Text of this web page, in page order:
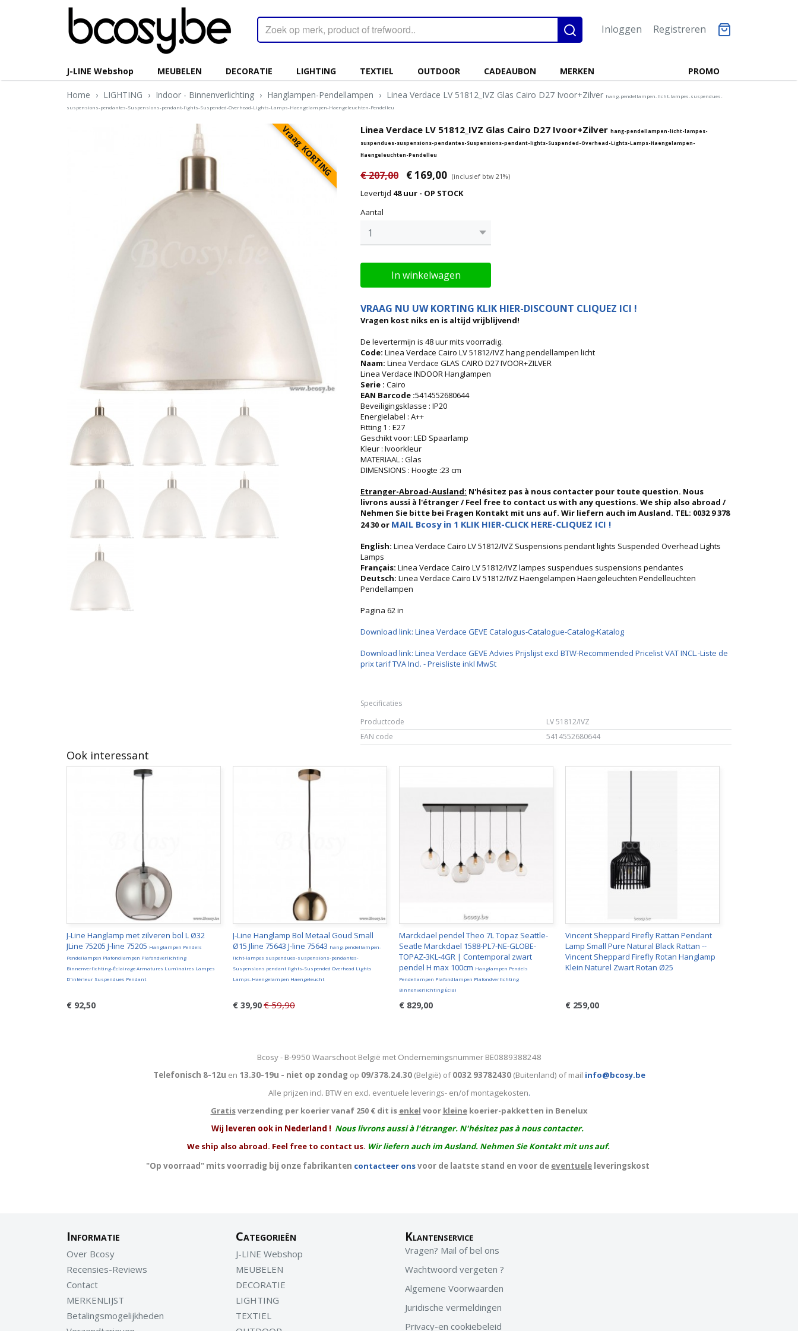
Inloggen Registreren
PROMO
J-LINE Webshop MEUBELEN DECORATIE LIGHTING TEXTIEL OUTDOOR CADEAUBON MERKEN
Home › LIGHTING › Indoor - Binnenverlichting › Hanglampen-Pendellampen › Linea Verdace LV 51812_IVZ Glas Cairo D27 Ivoor+Zilver hang-pendellampen-licht-lampes-suspendues-
suspensions-pendantes-Suspensions-pendant-lights-Suspended-Overhead-Lights-Lamps-Haengelampen-Haengeleuchten-Pendelleu
Vraag KORTING Linea Verdace LV 51812_IVZ Glas Cairo D27 Ivoor+Zilver hang-pendellampen-licht-lampes-
suspendues-suspensions-pendantes-Suspensions-pendant-lights-Suspended-Overhead-Lights-Lamps-Haengelampen-
Haengeleuchten-Pendelleu
€ 207,00 € 169,00 (inclusief btw 21%)
Levertijd 48 uur - OP STOCK
Aantal
In winkelwagen
VRAAG NU UW KORTING KLIK HIER-DISCOUNT CLIQUEZ ICI !
Vragen kost niks en is altijd vrijblijvend!
De levertermijn is 48 uur mits voorradig.
Code: Linea Verdace Cairo LV 51812/IVZ hang pendellampen licht
Naam: Linea Verdace GLAS CAIRO D27 IVOOR+ZILVER
Linea Verdace INDOOR Hanglampen
Serie : Cairo
EAN Barcode :5414552680644
Beveiligingsklasse : IP20
Energielabel : A++
Fitting 1 : E27
Geschikt voor: LED Spaarlamp
Kleur : Ivoorkleur
MATERIAAL : Glas
DIMENSIONS : Hoogte :23 cm
Etranger-Abroad-Ausland: N'hésitez pas à nous contacter pour toute question. Nous
livrons aussi à l'étranger / Feel free to contact us with any questions. We ship also abroad /
Nehmen Sie bitte bei Fragen Kontakt mit uns auf. Wir liefern auch im Ausland. TEL: 0032 9 378
24 30 or MAIL Bcosy in 1 KLIK HIER-CLICK HERE-CLIQUEZ ICI !
English: Linea Verdace Cairo LV 51812/IVZ Suspensions pendant lights Suspended Overhead Lights
Lamps
Français: Linea Verdace Cairo LV 51812/IVZ lampes suspendues suspensions pendantes
Deutsch: Linea Verdace Cairo LV 51812/IVZ Haengelampen Haengeleuchten Pendelleuchten
Pendellampen
Pagina 62 in
Download link: Linea Verdace GEVE Catalogus-Catalogue-Catalog-Katalog
Download link: Linea Verdace GEVE Advies Prijslijst excl BTW-Recommended Pricelist VAT INCL.-Liste de
prix tarif TVA Incl. - Preisliste inkl MwSt
Specificaties
Productcode
LV 51812/IVZ
EAN code
5414552680644
Ook interessant
J-Line Hanglamp met zilveren bol L Ø32
JLine 75205 J-line 75205 Hanglampen Pendels
Pendellampen Plafondlampen Plafondverlichting
Binnenverlichting-Éclairage Armatures Luminaires Lampes
D'intérieur Suspendues Pendant
€ 92,50
J-Line Hanglamp Bol Metaal Goud Small
Ø15 Jline 75643 J-line 75643 hang-pendellampen-
licht-lampes suspendues-suspensions-pendantes-
Suspensions pendant lights-Suspended Overhead Lights
Lamps-Haengelampen Haengeleucht
€ 39,90€ 59,90
Marckdael pendel Theo 7L Topaz Seattle-
Seatle Marckdael 1588-PL7-NE-GLOBE-
TOPAZ-3KL-4GR | Contemporal zwart
pendel H max 100cm Hanglampen Pendels
Pendellampen Plafondlampen Plafondverlichting
Binnenverlichting Éclai
€ 829,00
Vincent Sheppard Firefly Rattan Pendant
Lamp Small Pure Natural Black Rattan --
Vincent Sheppard Firefly Rotan Hanglamp
Klein Naturel Zwart Rotan Ø25
€ 259,00
Bcosy - B-9950 Waarschoot België met Ondernemingsnummer BE0889388248
Telefonisch 8-12u en 13.30-19u - niet op zondag op 09/378.24.30(België) of0032 93782430(Buitenland) of mail info@bcosy.be
Alle prijzen incl. BTW en excl. eventuele leverings- en/of montagekosten.
Gratisverzending per koerier vanaf 250 € dit is enkel voor kleinekoerier-pakketten in Benelux
Wij leveren ook in Nederland ! Nous livrons aussi à l'étranger. N'hésitez pas à nous contacter.
We ship also abroad. Feel free to contact us. Wir liefern auch im Ausland. Nehmen Sie Kontakt mit uns auf.
"Op voorraad" mits voorradig bij onze fabrikanten contacteer onsvoor de laatste stand en voor de eventuele leveringskost
Informatie
Over Bcosy
Recensies-Reviews
Contact
MERKENLIJST
Betalingsmogelijkheden
Categorieën
J-LINE Webshop
MEUBELEN
DECORATIE
LIGHTING
TEXTIEL
Klantenservice
Vragen? Mail of bel ons
Wachtwoord vergeten ?
Algemene Voorwaarden
Juridische vermeldingen
Privacy-en cookiebeleid